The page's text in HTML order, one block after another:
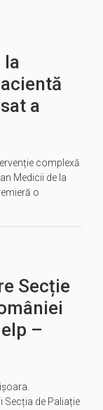
la
a
complexă
Medicii de la
o
Secție
–
Secția de Paliație